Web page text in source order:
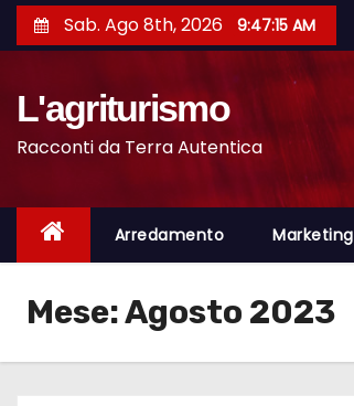
a
o
Sab. Ago 8th, 2026 9:47:15 AM
L'agriturismo
Racconti da Terra Autentica
Arredamento Marketing
Mese:Agosto 2023